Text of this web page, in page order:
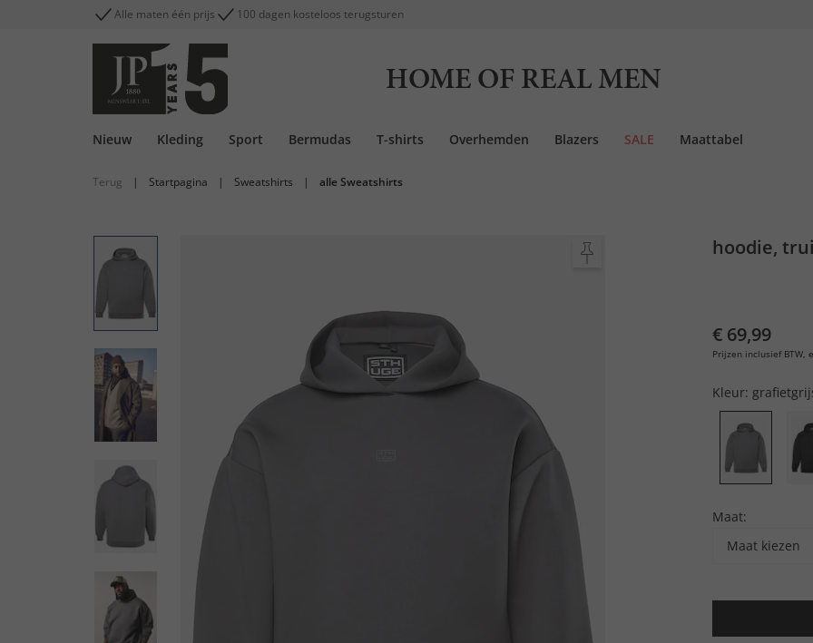
Alle maten één prijs 100 dagen kosteloos terugsturen
HOME OF REAL MEN
Nieuw Kleding Sport Bermudas T-shirts Overhemden Blazers SALE Maattabel
Terug | Startpagina | Sweatshirts | alle Sweatshirts
hoodie,
€ 69,99
Prijzen inclusief BTW,
Kleur:
Maat:
Maat kiezen